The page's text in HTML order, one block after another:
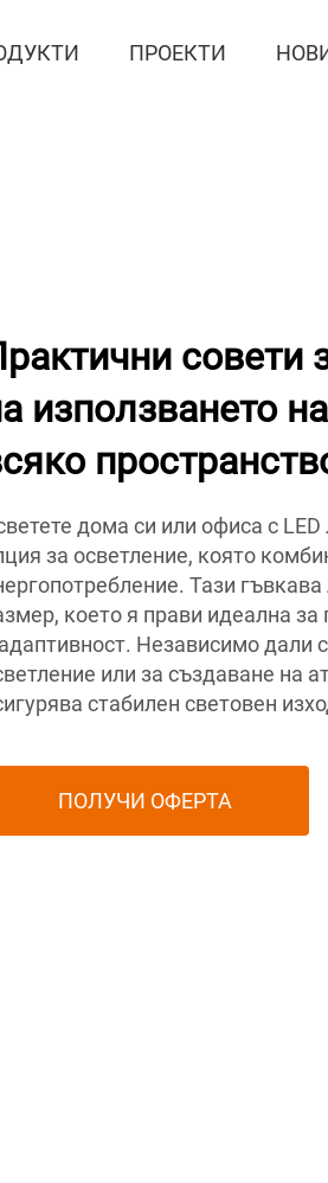
ПРОЕКТИ
совети
използването
дома си или офиса с
за осветление, която
Тази
което я прави идеална
Независимо дали
или за създаване на
стабилен световен
ПОЛУЧИ ОФЕРТА